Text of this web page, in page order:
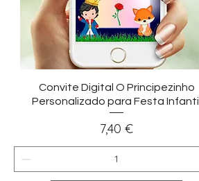
Visualização rápida
Convite Digital O Principezinho
Personalizado para Festa Infantil
Preço
7,40 €